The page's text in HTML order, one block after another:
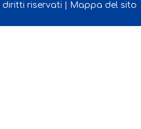
riservati | Mappa del sito